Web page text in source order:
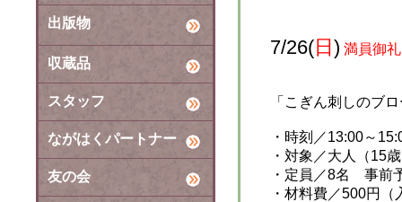
出版物
収蔵品
スタッフ
ながはくパートナー
友の会
7/26(日) 満員御
「こぎん刺しのブ
・ 時刻 ／13:00～
・対象／大人（15
・ 定員 ／8名 事前
・ 材料費／500円（